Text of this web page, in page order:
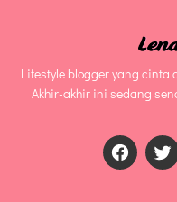
Lifestyle blogger yang cinta
Akhir-akhir ini sedang